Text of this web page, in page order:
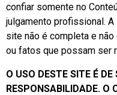
confiar somente no
julgamento profissional.
site não é completa e
ou fatos que possam ser
O USO DESTE SITE É
RESPONSABILIDADE. O